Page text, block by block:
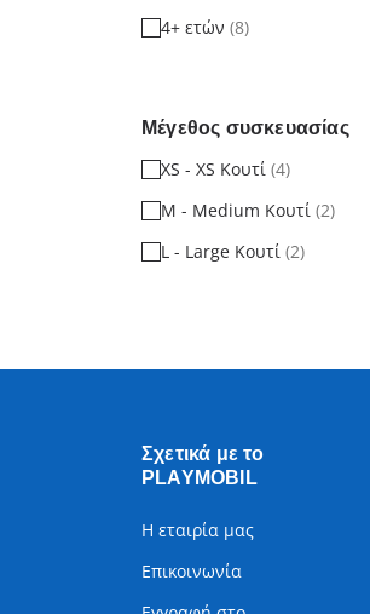
4+ ετών (8)
Μέγεθος συσκευασίας
XS - XS Κουτί (4)
M - Medium Κουτί (2)
L - Large Κουτί (2)
Σχετικά με το
PLAYMOBIL
Η εταιρία μας
Επικοινωνία